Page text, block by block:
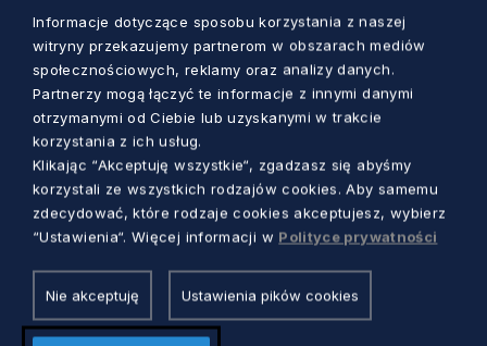
aranżacjach. Poprowadzą one widzów przez
dzieje Gdyni – od kaszubskiej wioski, przez
budowę portu, dynamiczny rozwój w
międzywojniu, okres PRL, aż po
współczesność i spojrzenie w przyszłość.
Pomiędzy występami prezentowane będą
specjalnie przygotowane na tę okazję materiały
filmowe, ukazujące archiwalne obrazy, historię
oraz współczesne oblicze Gdyni.
Koncert będzie można obejrzeć na antenie
Telewizji Polsat w piątek, 20 lutego o godz.
Informacje dotyczące sposobu korzystania z naszej
witryny przekazujemy partnerom w obszarach mediów
społecznościowych, reklamy oraz analizy danych.
Partnerzy mogą łączyć te informacje z innymi danymi
otrzymanymi od Ciebie lub uzyskanymi w trakcie
korzystania z ich usług.
Klikając “Akceptuję wszystkie“, zgadzasz się abyśmy
korzystali ze wszystkich rodzajów cookies. Aby samemu
zdecydować, które rodzaje cookies akceptujesz, wybierz
“Ustawienia“. Więcej informacji w Polityce prywatności
Nie akceptuję Ustawienia pików cookies